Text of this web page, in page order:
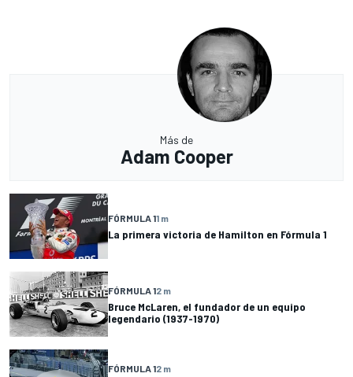
Más de
Adam Cooper
FÓRMULA 11 m
La primera victoria de Hamilton en Fórmula 1
FÓRMULA 12 m
Bruce McLaren, el fundador de un equipo
legendario (1937-1970)
FÓRMULA 12 m